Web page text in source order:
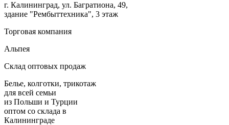
г. Калининград, ул. Багратиона, 49,
здание "Рембыттехника", 3 этаж
Торговая компания
Альпея
Склад оптовых продаж
Белье, колготки, трикотаж
для всей семьи
из Польши и Турции
оптом со склада в
Калининграде